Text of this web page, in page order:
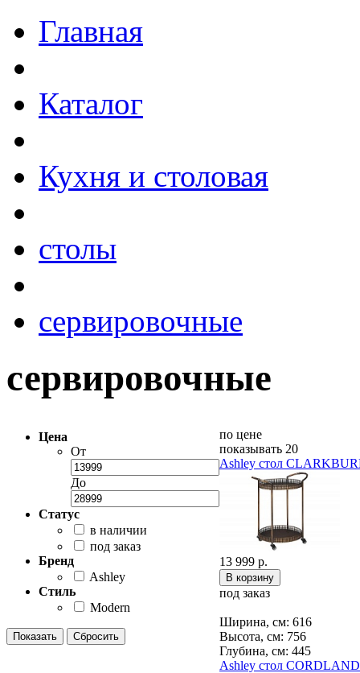
Главная
Каталог
Кухня и столовая
столы
сервировочные
сервировочные
Цена
От
До
Статус
в наличии
под заказ
Бренд
Ashley
Стиль
Modern
по цене
показывать 20
Ashley стол
13 999 р.
под заказ
Ширина, см: 616
Высота, см: 756
Глубина, см: 445
Ashley стол